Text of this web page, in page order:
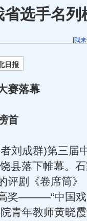
选手名列
[我
日报
赛落幕
首
成群)第三届
县落下帷幕。
评剧《卷席筒》
奖———“中国
青年教师黄晓